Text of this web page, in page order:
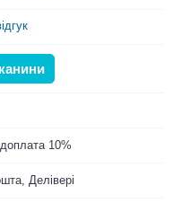
10%
Делівері